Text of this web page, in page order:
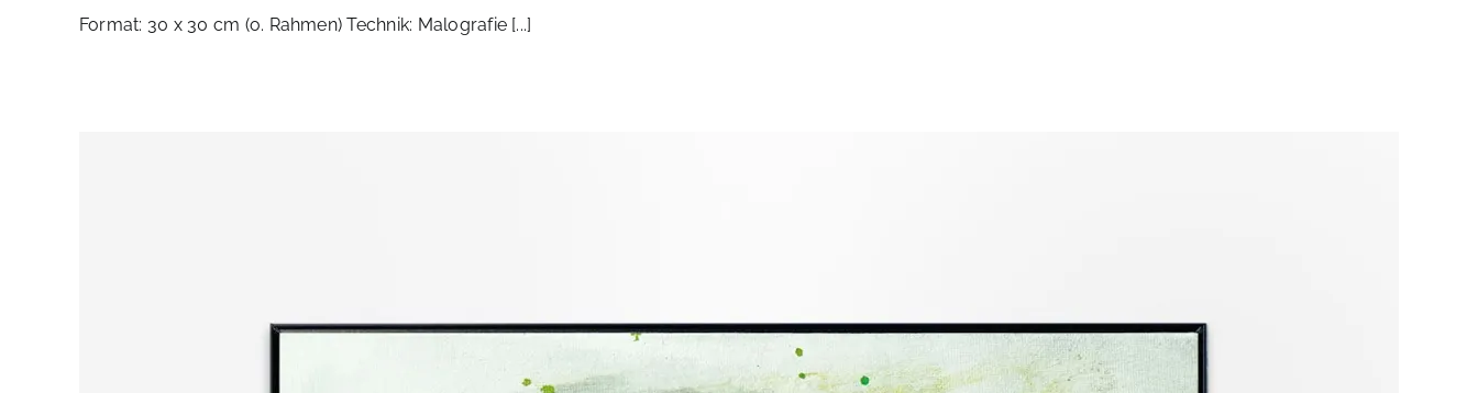
Format: 30 x 30 cm (o. Rahmen) Technik: Malografie [...]